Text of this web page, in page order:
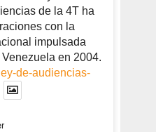
de la 4T ha
con la
impulsada
en 2004.
de-audiencias-